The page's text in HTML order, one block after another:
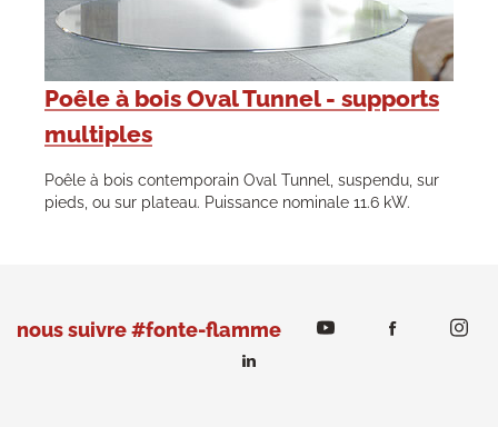
Poêle à bois Oval Tunnel - supports
multiples
Poêle à bois contemporain Oval Tunnel, suspendu, sur
pieds, ou sur plateau. Puissance nominale 11.6 kW.
nous suivre #fonte-flamme